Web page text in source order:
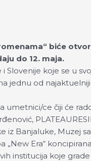
biće
do 12. maja.
koje se u
jednu od
umetnici/ce čiji će
Banjaluke, Muzej
Era“
institucija koje